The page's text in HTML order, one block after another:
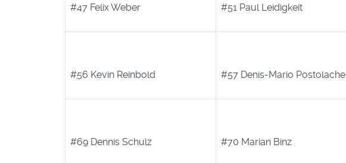
#47 Felix Weber #51 Paul Leidigkeit
#56 Kevin Reinbold #57 Denis-Mario Postolache
#69 Dennis Schulz #70 Marian Binz